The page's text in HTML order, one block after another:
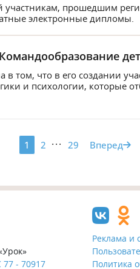
участникам, прошедшим
электронные дипломы.
том, что в его создании
и психологии, которые
1 2 ... 29 Вперед
- 70917
Реклама и
Политика